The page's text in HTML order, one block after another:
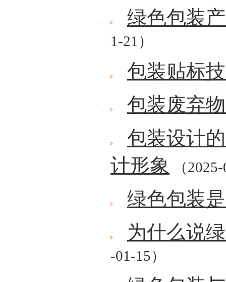
绿色包装
1-21）
包装贴标
包装废弃
包装设计
计形象
（
绿色包装
为什么说
-01-15）